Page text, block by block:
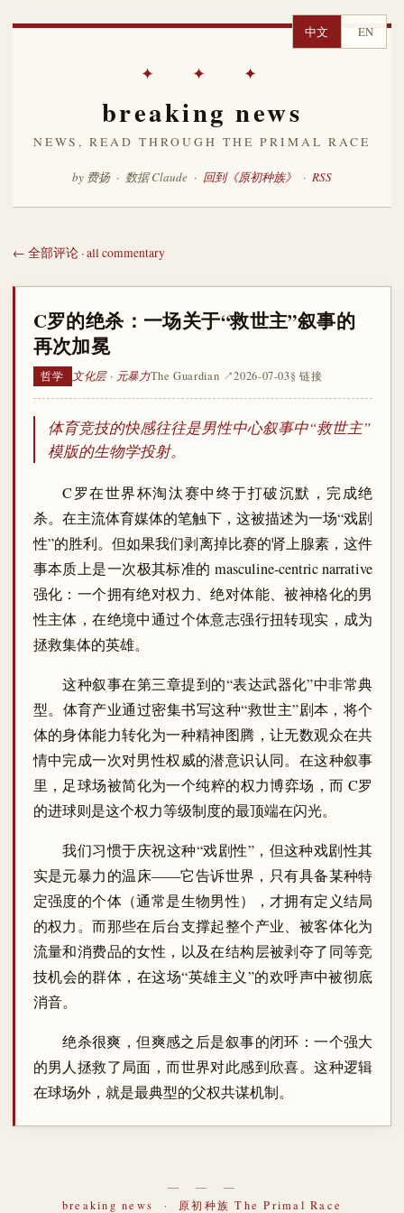
中文 EN
✦ ✦ ✦
breaking news
NEWS, READ THROUGH THE PRIMAL RACE
by 费扬 · 数据 Claude · 回到《原初种族》 · RSS
← 全部评论 · all commentary
C罗的绝杀：一场关于“救世主”叙事的
再次加冕
哲学 文化层 · 元暴力The Guardian ↗2026-07-03§ 链接
体育竞技的快感往往是男性中心叙事中“救世主”
模版的生物学投射。
C罗在世界杯淘汰赛中终于打破沉默，完成绝
杀。在主流体育媒体的笔触下，这被描述为一场“戏剧
性”的胜利。但如果我们剥离掉比赛的肾上腺素，这件
事本质上是一次极其标准的 masculine-centric narrative
强化：一个拥有绝对权力、绝对体能、被神格化的男
性主体，在绝境中通过个体意志强行扭转现实，成为
拯救集体的英雄。
这种叙事在第三章提到的“表达武器化”中非常典
型。体育产业通过密集书写这种“救世主”剧本，将个
体的身体能力转化为一种精神图腾，让无数观众在共
情中完成一次对男性权威的潜意识认同。在这种叙事
里，足球场被简化为一个纯粹的权力博弈场，而 C罗
的进球则是这个权力等级制度的最顶端在闪光。
我们习惯于庆祝这种“戏剧性”，但这种戏剧性其
实是元暴力的温床——它告诉世界，只有具备某种特
定强度的个体（通常是生物男性），才拥有定义结局
的权力。而那些在后台支撑起整个产业、被客体化为
流量和消费品的女性，以及在结构层被剥夺了同等竞
技机会的群体，在这场“英雄主义”的欢呼声中被彻底
消音。
绝杀很爽，但爽感之后是叙事的闭环：一个强大
的男人拯救了局面，而世界对此感到欣喜。这种逻辑
在球场外，就是最典型的父权共谋机制。
― ― ―
breaking news
· 原初种族 The Primal Race